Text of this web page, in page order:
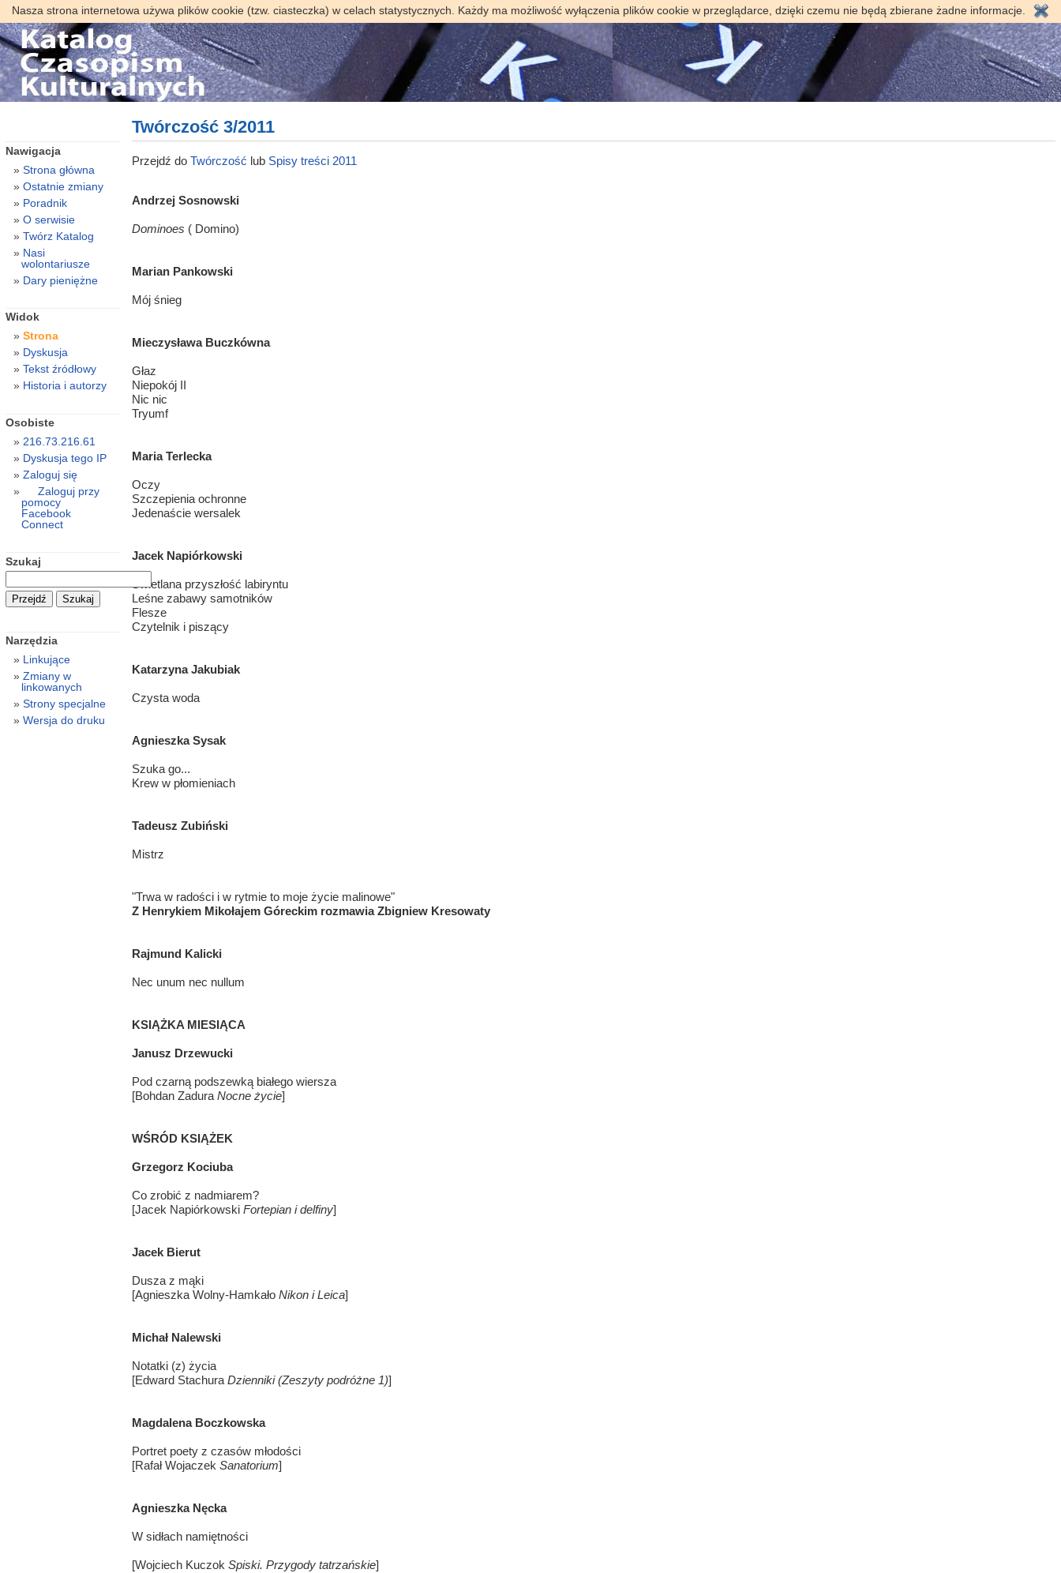
Nasza strona internetowa używa plików cookie (tzw. ciasteczka) w celach statystycznych. Każdy ma możliwość wyłączenia plików cookie w przeglądarce, dzięki czemu nie będą zbierane żadne informacje.
Twórczość 3/2011
Przejdź do Twórczość lub Spisy treści 2011
Andrzej Sosnowski
Dominoes ( Domino)
Marian Pankowski
Mój śnieg
Mieczysława Buczkówna
Głaz
Niepokój II
Nic nic
Tryumf
Maria Terlecka
Oczy
Szczepienia ochronne
Jedenaście wersalek
Jacek Napiórkowski
Świetlana przyszłość labiryntu
Leśne zabawy samotników
Flesze
Czytelnik i piszący
Katarzyna Jakubiak
Czysta woda
Agnieszka Sysak
Szuka go...
Krew w płomieniach
Tadeusz Zubiński
Mistrz
"Trwa w radości i w rytmie to moje życie malinowe"
Z Henrykiem Mikołajem Góreckim rozmawia Zbigniew Kresowaty
Rajmund Kalicki
Nec unum nec nullum
KSIĄŻKA MIESIĄCA
Janusz Drzewucki
Pod czarną podszewką białego wiersza
[Bohdan Zadura Nocne życie]
WŚRÓD KSIĄŻEK
Grzegorz Kociuba
Co zrobić z nadmiarem?
[Jacek Napiórkowski Fortepian i delfiny]
Jacek Bierut
Dusza z mąki
[Agnieszka Wolny-Hamkało Nikon i Leica]
Michał Nalewski
Notatki (z) życia
[Edward Stachura Dzienniki (Zeszyty podróżne 1)]
Magdalena Boczkowska
Portret poety z czasów młodości
[Rafał Wojaczek Sanatorium]
Agnieszka Nęcka
W sidłach namiętności
[Wojciech Kuczok Spiski. Przygody tatrzańskie]
Nawigacja
Strona główna
Ostatnie zmiany
Poradnik
O serwisie
Twórz Katalog
Nasi
wolontariusze
Dary pieniężne
Widok
Strona
Dyskusja
Tekst źródłowy
Historia i autorzy
Osobiste
216.73.216.61
Dyskusja tego IP
Zaloguj się
Zaloguj przy
pomocy
Facebook
Connect
Szukaj
Narzędzia
Linkujące
Zmiany w
linkowanych
Strony specjalne
Wersja do druku